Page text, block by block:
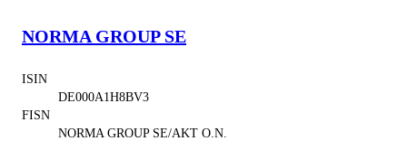
NORMA GROUP SE
ISIN
DE000A1H8BV3
FISN
NORMA GROUP SE/AKT O.N.